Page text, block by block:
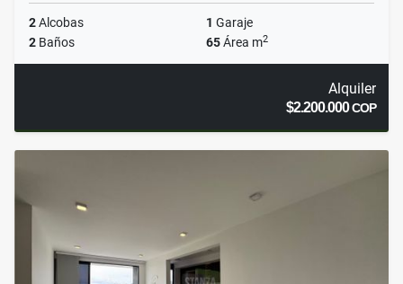
2Alcobas 1 Garaje
2 Baños 65Área m2
Alquiler
$2.200.000COP